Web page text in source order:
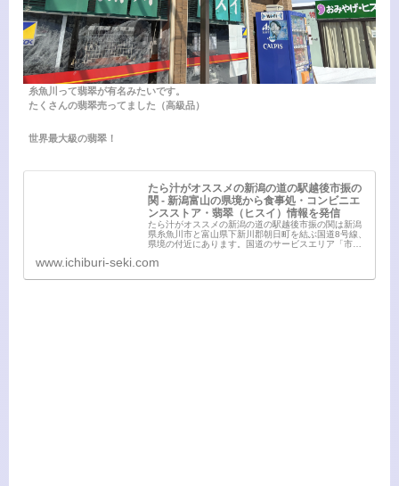
糸魚川って翡翠が有名みたいです。
たくさんの翡翠売ってました（高級品）
世界最大級の翡翠！
たら汁がオススメの新潟の道の駅越後市振の
関 - 新潟富山の県境から食事処・コンビニエ
ンスストア・翡翠（ヒスイ）情報を発信
たら汁がオススメの新潟の道の駅越後市振の関は新潟
県糸魚川市と富山県下新川郡朝日町を結ぶ国道8号線、
県境の付近にあります。国道のサービスエリア「市振
す。食事コーナーには主に定食や丼、麺類などの軽...
www.ichiburi-seki.com